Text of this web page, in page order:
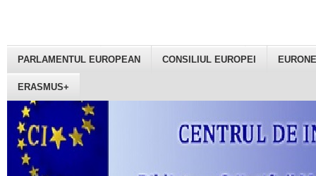
PARLAMENTUL EUROPEAN CONSILIUL EUROPEI
ERASMUS+